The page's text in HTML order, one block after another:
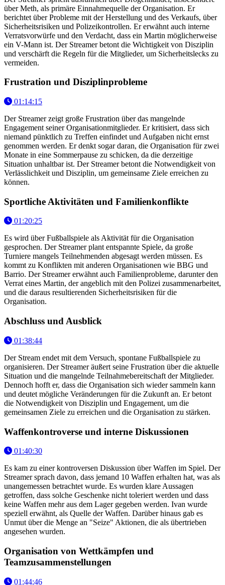
über Meth, als primäre Einnahmequelle der Organisation. Er
berichtet über Probleme mit der Herstellung und des Verkaufs, über
Sicherheitsrisiken und Polizeikontrollen. Er erwähnt auch interne
Verratsvorwürfe und den Verdacht, dass ein Martin möglicherweise
ein V-Mann ist. Der Streamer betont die Wichtigkeit von Disziplin
und verschärft die Regeln für die Mitglieder, um Sicherheitslecks zu
vermeiden.
Frustration und Disziplinprobleme
01:14:15
Der Streamer zeigt große Frustration über das mangelnde
Engagement seiner Organisationmitglieder. Er kritisiert, dass sich
niemand pünktlich zu Treffen einfindet und Aufgaben nicht ernst
genommen werden. Er denkt sogar daran, die Organisation für zwei
Monate in eine Sommerpause zu schicken, da die derzeitige
Situation unhaltbar ist. Der Streamer betont die Notwendigkeit von
Verlässlichkeit und Disziplin, um gemeinsame Ziele erreichen zu
können.
Sportliche Aktivitäten und Familienkonflikte
01:20:25
Es wird über Fußballspiele als Aktivität für die Organisation
gesprochen. Der Streamer plant entspannte Spiele, da große
Turniere mangels Teilnehmenden abgesagt werden müssen. Es
kommt zu Konflikten mit anderen Organisationen wie BBG und
Barrio. Der Streamer erwähnt auch Familienprobleme, darunter den
Verrat eines Martin, der angeblich mit den Polizei zusammenarbeitet,
und die daraus resultierenden Sicherheitsrisiken für die
Organisation.
Abschluss und Ausblick
01:38:44
Der Stream endet mit dem Versuch, spontane Fußballspiele zu
organisieren. Der Streamer äußert seine Frustration über die aktuelle
Situation und die mangelnde Teilnahmebereitschaft der Mitglieder.
Dennoch hofft er, dass die Organisation sich wieder sammeln kann
und deutet mögliche Veränderungen für die Zukunft an. Er betont
die Notwendigkeit von Disziplin und Engagement, um die
gemeinsamen Ziele zu erreichen und die Organisation zu stärken.
Waffenkontroverse und interne Diskussionen
01:40:30
Es kam zu einer kontroversen Diskussion über Waffen im Spiel. Der
Streamer sprach davon, dass jemand 10 Waffen erhalten hat, was als
unangemessen betrachtet wurde. Es wurden klare Aussagen
getroffen, dass solche Geschenke nicht toleriert werden und dass
keine Waffen mehr aus dem Lager gegeben werden. Ivan wurde
speziell erwähnt, als Quelle der Waffen. Darüber hinaus gab es
Unmut über die Menge an "Seize" Aktionen, die als übertrieben
angesehen wurden.
Organisation von Wettkämpfen und
Teamzusammenstellungen
01:44:46